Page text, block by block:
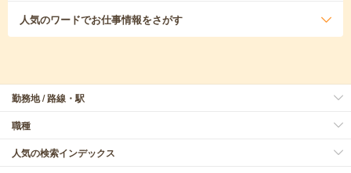
人気のワードでお仕事情報をさがす
勤務地 / 路線・駅
職種
人気の検索インデックス